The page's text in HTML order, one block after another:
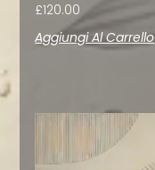
£120.00
Aggiungi Al Carrello